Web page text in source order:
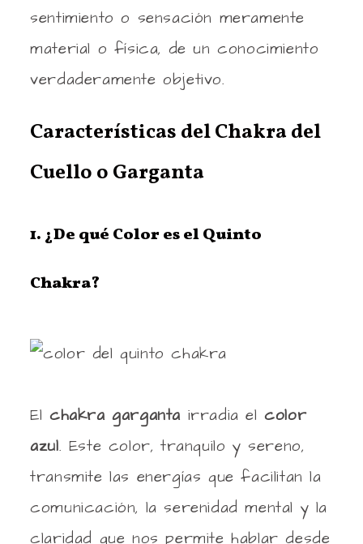
sentimiento o sensación meramente
material o física, de un conocimiento
verdaderamente objetivo.
Características del Chakra del
Cuello o Garganta
1. ¿De qué Color es el Quinto
Chakra?
Elchakra garganta irradia elcolor
azul. Este color, tranquilo y sereno,
transmite las energías que facilitan la
comunicación, la serenidad mental y la
claridad que nos permite hablar desde